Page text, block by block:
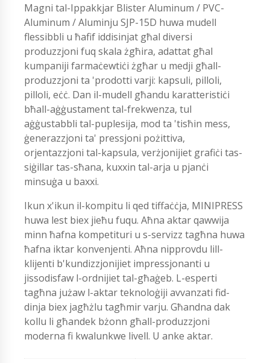
Magni tal-Ippakkjar Blister Aluminum / PVC-
Aluminum / Aluminju SJP-15D huwa mudell
flessibbli u ħafif iddisinjat għal diversi
produzzjoni fuq skala żgħira, adattat għal
kumpaniji farmaċewtiċi żgħar u medji għall-
produzzjoni ta 'prodotti varji: kapsuli, pilloli,
pilloli, eċċ. Dan il-mudell għandu karatteristiċi
bħall-aġġustament tal-frekwenza, tul
aġġustabbli tal-puplesija, mod ta 'tisħin mess,
ġenerazzjoni ta' pressjoni pożittiva,
orjentazzjoni tal-kapsula, verżjonijiet grafiċi tas-
siġillar tas-sħana, kuxxin tal-arja u pjanċi
minsuġa u baxxi.
Ikun x'ikun il-kompitu li qed tiffaċċja, MINIPRESS
huwa lest biex jieħu fuqu. Aħna aktar qawwija
minn ħafna kompetituri u s-servizz tagħna huwa
ħafna iktar konvenjenti. Aħna nipprovdu lill-
klijenti b'kundizzjonijiet impressjonanti u
jissodisfaw l-ordnijiet tal-għaġeb. L-esperti
tagħna jużaw l-aktar teknoloġiji avvanzati fid-
dinja biex jagħżlu tagħmir varju. Għandna dak
kollu li għandek bżonn għall-produzzjoni
moderna fi kwalunkwe livell. U anke aktar.